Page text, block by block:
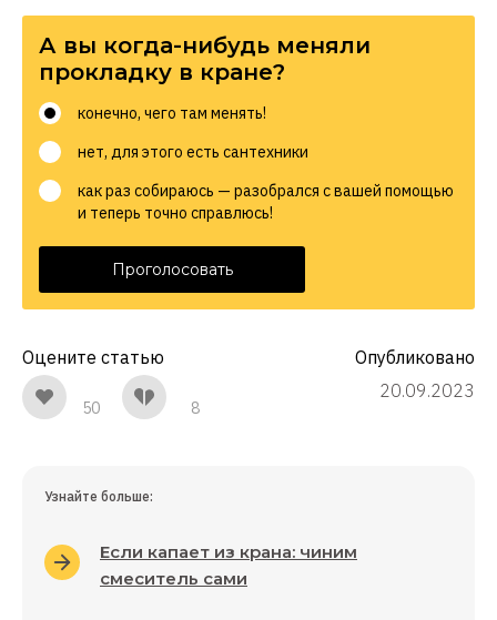
А вы когда-нибудь меняли
прокладку в кране?
конечно, чего там менять!
нет, для этого есть сантехники
как раз собираюсь — разобрался с вашей помощью
и теперь точно справлюсь!
Проголосовать
Оцените статью
50 8
Опубликовано
20.09.2023
Узнайте больше:
Если капает из крана: чиним
смеситель сами